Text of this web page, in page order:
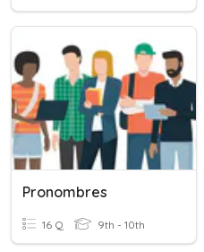
Pronombres
16 Q 9th - 10th